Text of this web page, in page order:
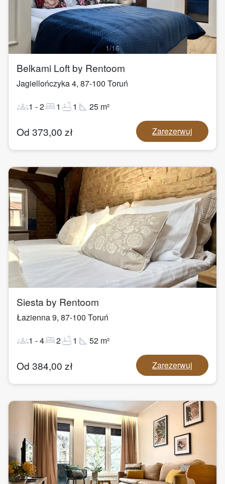
1/16
Belkami Loft by Rentoom
Jagiellończyka 4, 87-100 Toruń
groups1 -2bed1 bathtub1 square_foot 25 m²
Od 373,00 zł Zarezerwuj
1 /32
Siesta by Rentoom
Łazienna 9, 87-100 Toruń
groups1 -4bed2bathtub1 square_foot 52 m²
Od 384,00 zł Zarezerwuj